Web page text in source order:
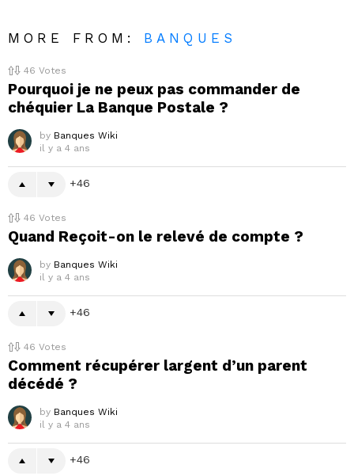
MORE FROM: BANQUES
46 Votes
Pourquoi je ne peux pas commander de
chéquier La Banque Postale ?
by Banques Wiki
il y a 4 ans
46
46 Votes
Quand Reçoit-on le relevé de compte ?
by Banques Wiki
il y a 4 ans
46
46 Votes
Comment récupérer largent d’un parent
décédé ?
by Banques Wiki
il y a 4 ans
46